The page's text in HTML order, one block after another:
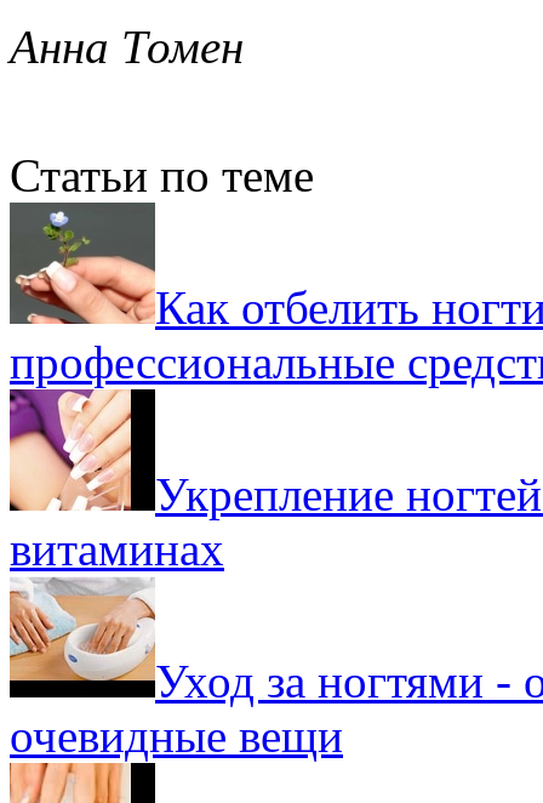
Анна Томен
Статьи по теме
Как отбелить
профессиональные
Укрепление
витаминах
Уход за ногтями -
очевидные вещи